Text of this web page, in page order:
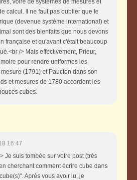
voire de systèmes de mesures et
calcul. Il ne faut pas oublier que le
(devenue système international) et
sont des bienfaits que nous devons
française et qu'avant c'était beaucoup
/> Mais effectivement, Prieur,
pour rendre uniformes les
(1791) et Paucton dans son
et mesures de 1780 accordent les
cubes.
16:47
Je suis tombée sur votre post (très
cherchant comment écrire cube dans
Après vous avoir lu, je